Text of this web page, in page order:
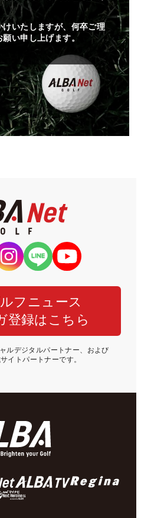
いたしますが、何卒ご理
い申し上げます。
フニュース
登録はこちら
ルデジタルパートナー、および
イトパートナーです。